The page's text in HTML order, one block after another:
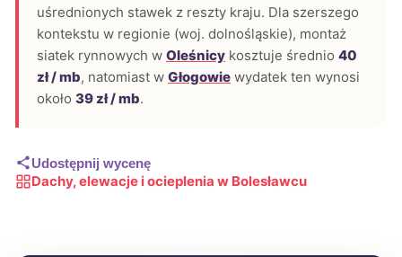
uśrednionych stawek z reszty kraju. Dla szerszego
kontekstu w regionie (woj. dolnośląskie), montaż
siatek rynnowych w Oleśnicy kosztuje średnio 40
zł / mb, natomiast w Głogowie wydatek ten wynosi
około 39 zł / mb.
Udostępnij wycenę
Dachy, elewacje i ocieplenia w Bolesławcu